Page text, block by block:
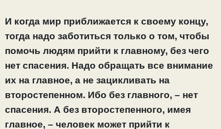
И когда мир приближается к своему концу,
тогда надо заботиться только о том, чтобы
помочь людям прийти к главному, без чего
нет спасения. Надо обращать все внимание
их на главное, а не зацикливать на
второстепенном. Ибо без главного, – нет
спасения. А без второстепенного, имея
главное, – человек может прийти к